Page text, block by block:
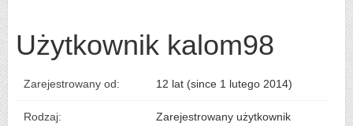
Użytkownik kalom98
Zarejestrowany od: 12 lat (since 1 lutego 2014)
Rodzaj: Zarejestrowany użytkownik